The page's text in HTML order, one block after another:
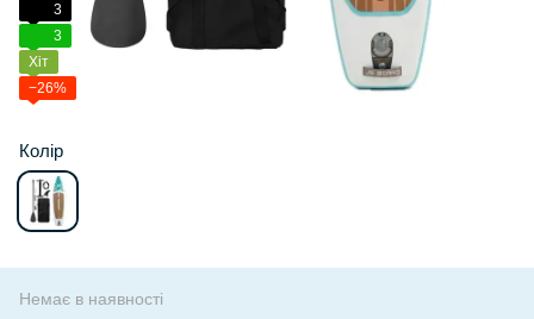
3
3
Хіт
−26%
Колір
Немає в наявності